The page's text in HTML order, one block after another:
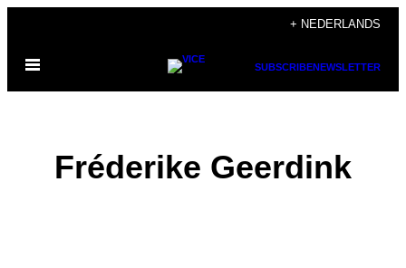
de
+ NEDERLANDS
Open
SUBSCRIBENEWSLETTER
Fréderike Geerdink